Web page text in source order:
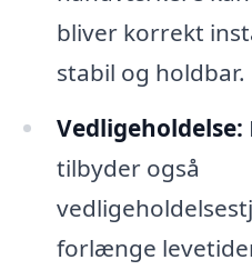
bliver korrekt
stabil og holdbar.
Vedligeholdelse:
tilbyder også
forlænge